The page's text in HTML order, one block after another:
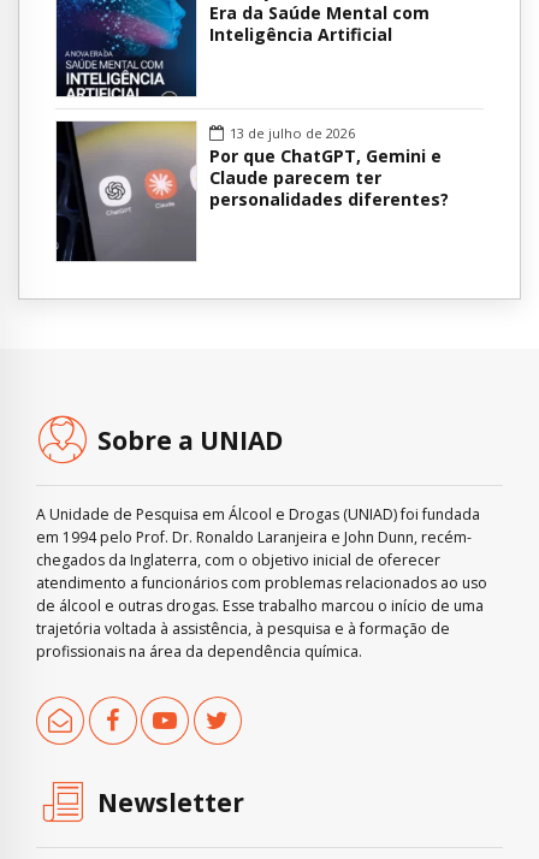
Era da Saúde Mental com
Inteligência Artificial
13 de julho de 2026
Por que ChatGPT, Gemini e
Claude parecem ter
personalidades diferentes?
Sobre a UNIAD
A Unidade de Pesquisa em Álcool e Drogas (UNIAD) foi fundada
em 1994 pelo Prof. Dr. Ronaldo Laranjeira e John Dunn, recém-
chegados da Inglaterra, com o objetivo inicial de oferecer
atendimento a funcionários com problemas relacionados ao uso
de álcool e outras drogas. Esse trabalho marcou o início de uma
trajetória voltada à assistência, à pesquisa e à formação de
profissionais na área da dependência química.
Newsletter